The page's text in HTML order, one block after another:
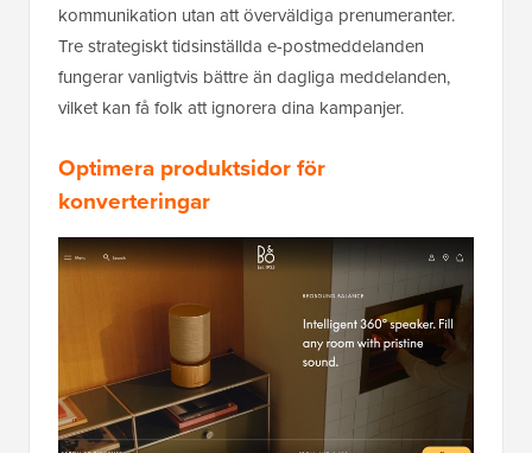
kommunikation utan att överväldiga prenumeranter.
Tre strategiskt tidsinställda e-postmeddelanden
fungerar vanligtvis bättre än dagliga meddelanden,
vilket kan få folk att ignorera dina kampanjer.
Optimera produktsidor för
konverteringar